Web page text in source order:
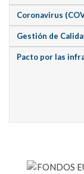
Coronavirus
Gestión de
Pacto por las